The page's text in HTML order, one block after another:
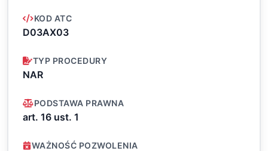
KOD ATC
D03AX03
TYP PROCEDURY
NAR
PODSTAWA PRAWNA
art. 16 ust. 1
WAŻNOŚĆ POZWOLENIA